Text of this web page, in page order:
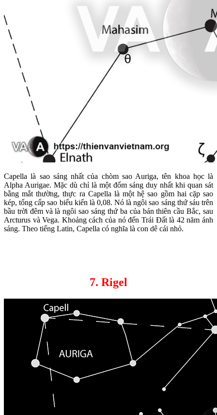
Capella là sao sáng nhất của chòm sao Auriga, tên khoa học là
Alpha Aurigae. Mặc dù chỉ là một đốm sáng duy nhất khi quan sát
bằng mắt thường, thực ra Capella là một hệ sao gồm hai cặp sao
kép, tổng cấp sao biểu kiến là 0,08. Nó là ngôi sao sáng thứ sáu trên
bầu trời đêm và là ngôi sao sáng thứ ba của bán thiên cầu Bắc, sau
Arcturus và Vega. Khoảng cách của nó đến Trái Đất là 42 năm ánh
sáng. Theo tiếng Latin, Capella có nghĩa là con dê cái nhỏ.
7. Rigel